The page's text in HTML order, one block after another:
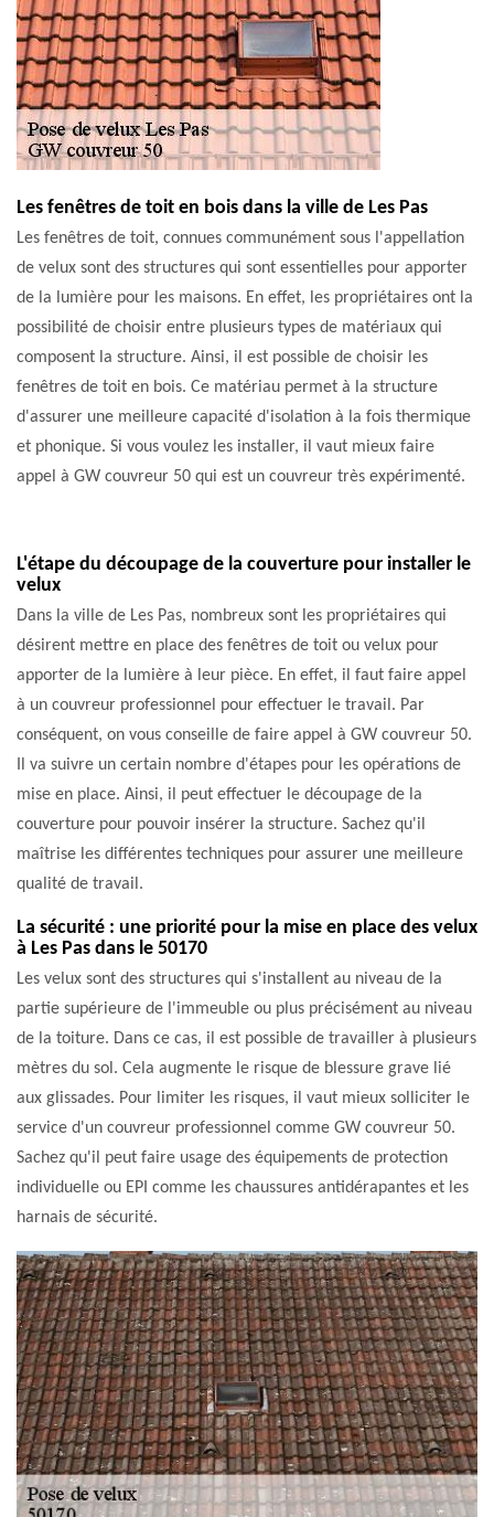
Les fenêtres de toit en bois dans la ville de Les Pas
Les fenêtres de toit, connues communément sous l'appellation
de velux sont des structures qui sont essentielles pour apporter
de la lumière pour les maisons. En effet, les propriétaires ont la
possibilité de choisir entre plusieurs types de matériaux qui
composent la structure. Ainsi, il est possible de choisir les
fenêtres de toit en bois. Ce matériau permet à la structure
d'assurer une meilleure capacité d'isolation à la fois thermique
et phonique. Si vous voulez les installer, il vaut mieux faire
appel à GW couvreur 50 qui est un couvreur très expérimenté.
L'étape du découpage de la couverture pour installer le
velux
Dans la ville de Les Pas, nombreux sont les propriétaires qui
désirent mettre en place des fenêtres de toit ou velux pour
apporter de la lumière à leur pièce. En effet, il faut faire appel
à un couvreur professionnel pour effectuer le travail. Par
conséquent, on vous conseille de faire appel à GW couvreur 50.
Il va suivre un certain nombre d'étapes pour les opérations de
mise en place. Ainsi, il peut effectuer le découpage de la
couverture pour pouvoir insérer la structure. Sachez qu'il
maîtrise les différentes techniques pour assurer une meilleure
qualité de travail.
La sécurité : une priorité pour la mise en place des velux
à Les Pas dans le 50170
Les velux sont des structures qui s'installent au niveau de la
partie supérieure de l'immeuble ou plus précisément au niveau
de la toiture. Dans ce cas, il est possible de travailler à plusieurs
mètres du sol. Cela augmente le risque de blessure grave lié
aux glissades. Pour limiter les risques, il vaut mieux solliciter le
service d'un couvreur professionnel comme GW couvreur 50.
Sachez qu'il peut faire usage des équipements de protection
individuelle ou EPI comme les chaussures antidérapantes et les
harnais de sécurité.